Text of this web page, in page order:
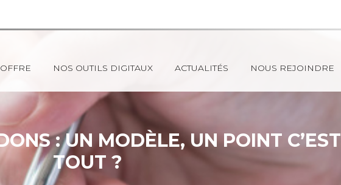
NOS OUTILS DIGITAUX ACTUALITÉS NOUS REJOINDRE
: UN MODÈLE, UN POINT C’EST
TOUT ?